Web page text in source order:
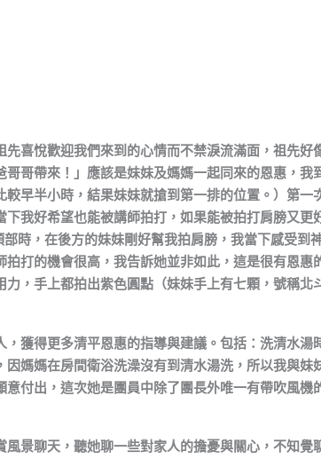
喜悅歡迎我們來到的心情而不禁淚流滿面，祖先好
哥帶來！」應該是妹妹及媽媽一起同來的恩惠，我
早半小時，結果妹妹就搶到第一排的位置。）第一
我好希望也能被講師拍打，如果能被拍打肩膀又更
時，在後方的妹妹剛好幫我拍肩膀，我當下感受到
打的機會很高，我告訴她並非如此，這是很有恩惠
，手上都拍出紫色圓點（妹妹手上有七顆，號稱北
獲得更多清平恩惠的指導與建議。包括：洗清水湯
媽媽在房間衛浴洗澡沒有到清水湯洗，所以我與妹
付出，這次她是團員中除了團長外唯一有帶吹風機
景聊天，聽她聊一些對家人的擔憂與關心，不知覺